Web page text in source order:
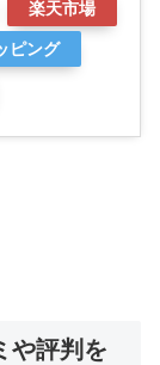
楽天市場
ピング
や評判を